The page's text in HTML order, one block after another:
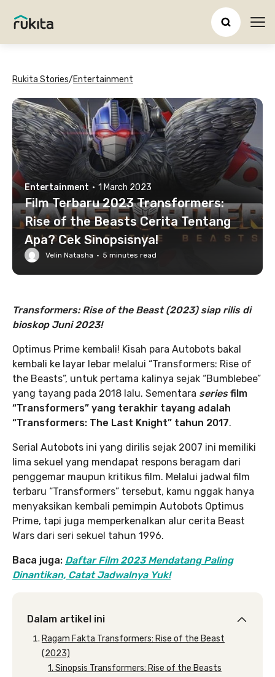
Rukita Stories/Entertainment
Entertainment · 1 March 2023
Film Terbaru 2023 Transformers:
Rise of the Beasts Cerita Tentang
Apa? Cek Sinopsisnya!
Velin Natasha · 5 minutes read
Transformers: Rise of the Beast (2023) siap rilis di
bioskop Juni 2023!
Optimus Prime kembali! Kisah para Autobots bakal
kembali ke layar lebar melalui “Transformers: Rise of
the Beasts”, untuk pertama kalinya sejak “Bumblebee”
yang tayang pada 2018 lalu. Sementara seriesfilm
“Transformers” yang terakhir tayang adalah
“Transformers: The Last Knight” tahun 2017.
Serial Autobots ini yang dirilis sejak 2007 ini memiliki
lima sekuel yang mendapat respons beragam dari
penggemar maupun kritikus film. Melalui jadwal film
terbaru “Transformers” tersebut, kamu nggak hanya
menyaksikan kembali pemimpin Autobots Optimus
Prime, tapi juga memperkenalkan alur cerita Beast
Wars dari seri sekuel tahun 1996.
Baca juga: Daftar Film 2023 Mendatang Paling
Dinantikan, Catat Jadwalnya Yuk!
Dalam artikel ini
Ragam Fakta Transformers: Rise of the Beast
(2023)
1. Sinopsis Transformers: Rise of the Beasts